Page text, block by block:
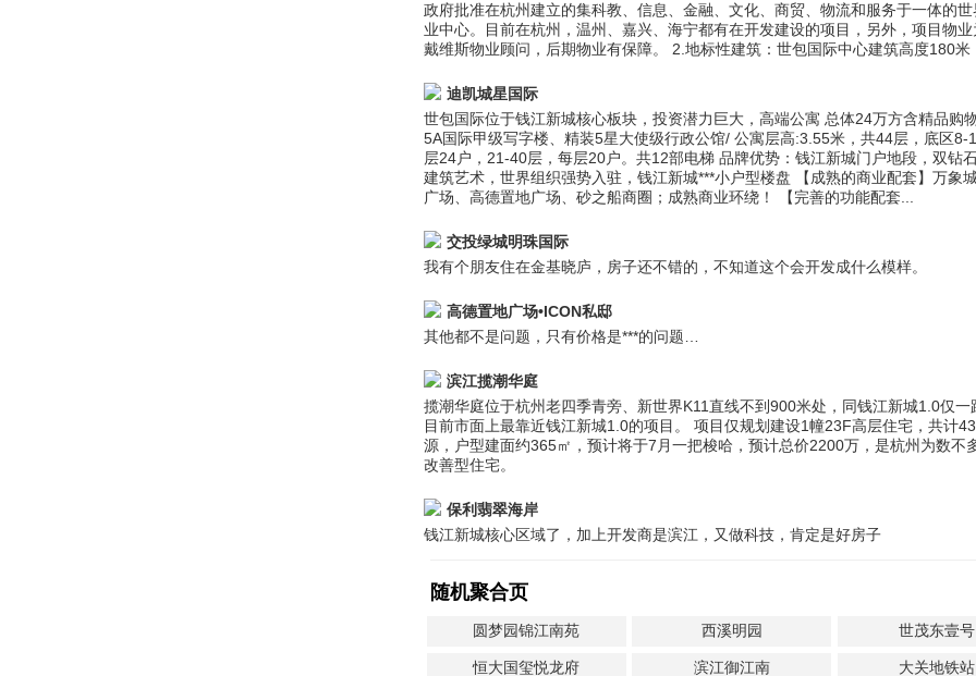
政府批准在杭州建立的集科教、信息、金融、文化、商贸、物流和服务于一体的
业中心。目前在杭州，温州、嘉兴、海宁都有在开发建设的项目，另外，项目物业
戴维斯物业顾问，后期物业有保障。 2.地标性建筑：世包国际中心建筑高度180米
迪凯城星国际
世包国际位于钱江新城核心板块，投资潜力巨大，高端公寓 总体24万方含精品购
5A国际甲级写字楼、精装5星大使级行政公馆/ 公寓层高:3.55米，共44层，底区8-
层24户，21-40层，每层20户。共12部电梯 品牌优势：钱江新城门户地段，双钻
建筑艺术，世界组织强势入驻，钱江新城***小户型楼盘 【成熟的商业配套】万象
广场、高德置地广场、️砂之船商圈；成熟商业环绕！ 【完善的功能配套...
交投绿城明珠国际
我有个朋友住在金基晓庐，房子还不错的，不知道这个会开发成什么模样。
高德置地广场•ICON私邸
其他都不是问题，只有价格是***的问题…
滨江揽潮华庭
揽潮华庭位于杭州老四季青旁、新世界K11直线不到900米处，同钱江新城1.0仅一
目前市面上最靠近钱江新城1.0的项目。 项目仅规划建设1幢23F高层住宅，共计
源，户型建面约365㎡，预计将于7月一把梭哈，预计总价2200万，是杭州为数不
改善型住宅。
保利翡翠海岸
钱江新城核心区域了，加上开发商是滨江，又做科技，肯定是好房子
随机聚合页
圆梦园锦江南苑 西溪明园 世茂东壹号
恒大国玺悦龙府 滨江御江南 大关地铁站